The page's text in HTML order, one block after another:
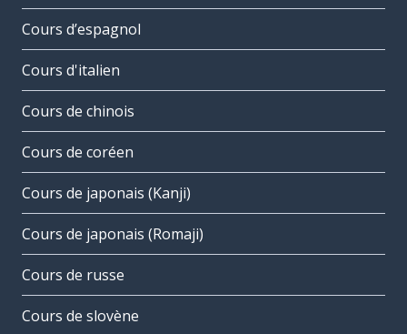
Cours d’espagnol
Cours d'italien
Cours de chinois
Cours de coréen
Cours de japonais (Kanji)
Cours de japonais (Romaji)
Cours de russe
Cours de slovène